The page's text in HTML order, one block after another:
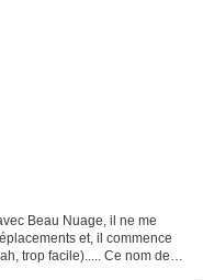
Beau Nuage, il ne me
et, il commence
trop facile)..... Ce nom de